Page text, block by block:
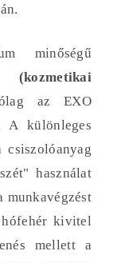
minőségű
(kozmetikai
az EXO
A különleges
csiszolóanyag
használat
munkavégzést
kivitel
mellett a